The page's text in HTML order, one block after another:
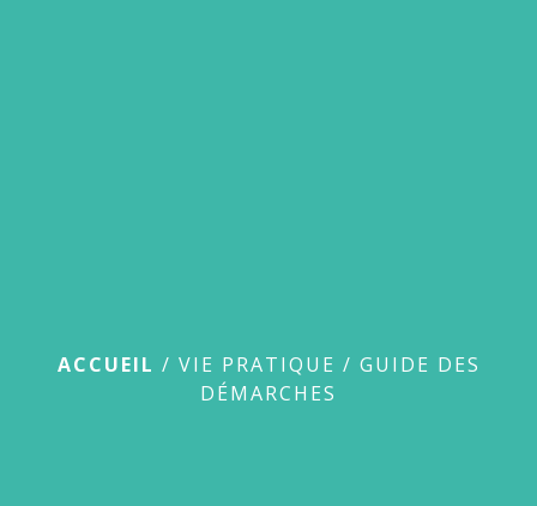
ACCUEIL / VIE PRATIQUE / GUIDE DES
DÉMARCHES